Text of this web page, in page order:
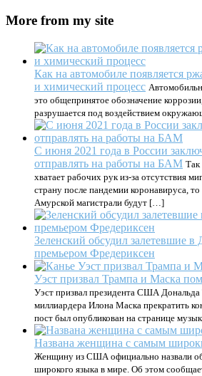
More from my site
Как на автомобиле появляется
и химический процесс
это общепринятое обозначение
разрушается под воздействием
С июня 2021 года в России
отправлять на работы на БАМ Так
хватает рабочих рук из-за отсутствия
страну после пандемии коронавируса,
Амурской магистрали будут […]
Зеленский обсудил залетевшие
премьером Фредериксен
Уэст призвал Трампа и Маска
Уэст призвал президента США Дональда
миллиардера Илона Маска прекратить
пост был опубликован на странице
Названа женщина с самым
Женщину из США официально назвали
широкого языка в мире. Об этом